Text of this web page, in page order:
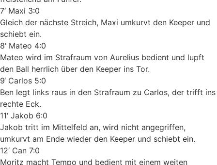
7‘ Maxi 3:0
Gleich der nächste Streich, Maxi umkurvt den Keeper und
schiebt ein.
8‘ Mateo 4:0
Mateo wird im Strafraum von Aurelius bedient und lupft
den Ball herrlich über den Keeper ins Tor.
9‘ Carlos 5:0
Ben legt links raus in den Strafraum zu Carlos, der trifft ins
rechte Eck.
11‘ Jakob 6:0
Jakob tritt im Mittelfeld an, wird nicht angegriffen,
umkurvt am Ende wieder den Keeper und schiebt ein.
12‘ Can 7:0
Moritz macht Tempo und bedient mit einem weiten